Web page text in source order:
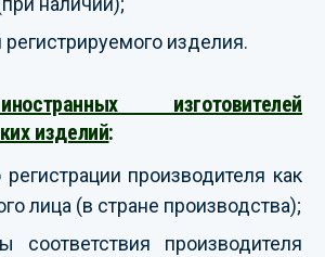
изделия.
изготовителей
изделий:
производителя как
лица (в стране производства);
соответствия производителя